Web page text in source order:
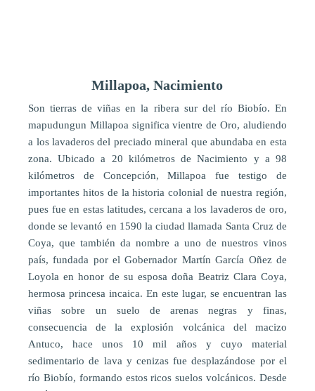
Millapoa, Nacimiento
Son tierras de viñas en la ribera sur del río Biobío. En
mapudungun Millapoa significa vientre de Oro, aludiendo
a los lavaderos del preciado mineral que abundaba en esta
zona. Ubicado a 20 kilómetros de Nacimiento y a 98
kilómetros de Concepción, Millapoa fue testigo de
importantes hitos de la historia colonial de nuestra región,
pues fue en estas latitudes, cercana a los lavaderos de oro,
donde se levantó en 1590 la ciudad llamada Santa Cruz de
Coya, que también da nombre a uno de nuestros vinos
país, fundada por el Gobernador Martín García Oñez de
Loyola en honor de su esposa doña Beatriz Clara Coya,
hermosa princesa incaica. En este lugar, se encuentran las
viñas sobre un suelo de arenas negras y finas,
consecuencia de la explosión volcánica del macizo
Antuco, hace unos 10 mil años y cuyo material
sedimentario de lava y cenizas fue desplazándose por el
río Biobío, formando estos ricos suelos volcánicos. Desde